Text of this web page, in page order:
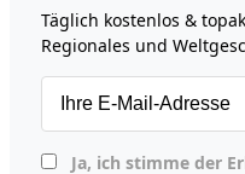
Täglich kostenlos &
Regionales und